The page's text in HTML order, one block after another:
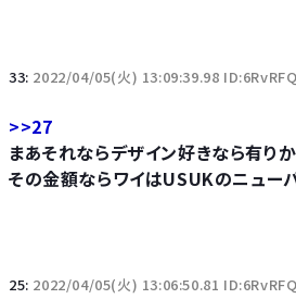
33: 2022/04/05(火) 13:09:39.98
>>27
まあそれならデザイン好きなら有り
その金額ならワイはUSUKのニュー
25: 2022/04/05(火) 13:06:50.81